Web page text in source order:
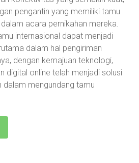
pengantin yang memiliki tamu
acara pernikahan mereka.
internasional dapat menjadi
dalam hal pengiriman
dengan kemajuan teknologi,
digital online telah menjadi solusi
dalam mengundang tamu